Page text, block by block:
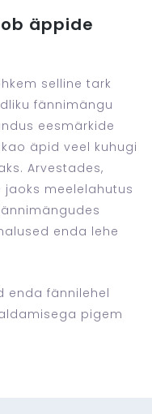
äppide
selline tark
fännimängu
eesmärkide
äpid veel kuhugi
Arvestades,
meelelahutus
enda lehe
enda fännilehel
pigem